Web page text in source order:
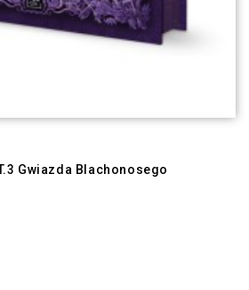
Gwiazda Blachonosego